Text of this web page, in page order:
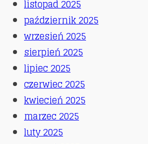
listopad 2025
październik 2025
wrzesień 2025
sierpień 2025
lipiec 2025
czerwiec 2025
kwiecień 2025
marzec 2025
luty 2025